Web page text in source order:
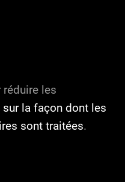
les
sur la façon dont les
sont traitées.